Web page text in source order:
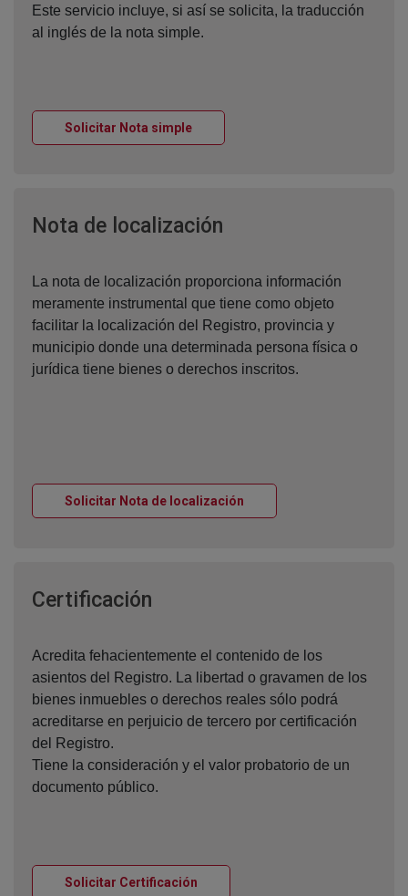
Este servicio incluye, si así se solicita, la traducción
al inglés de la nota simple.
Solicitar Nota simpleVentana nueva
Nota de localización
La nota de localización proporciona información
meramente instrumental que tiene como objeto
facilitar la localización del Registro, provincia y
municipio donde una determinada persona física o
jurídica tiene bienes o derechos inscritos.
Solicitar Nota de localización
Certificación
Acredita fehacientemente el contenido de los
asientos del Registro. La libertad o gravamen de los
bienes inmuebles o derechos reales sólo podrá
acreditarse en perjuicio de tercero por certificación
del Registro.
Tiene la consideración y el valor probatorio de un
documento público.
Solicitar Certificación